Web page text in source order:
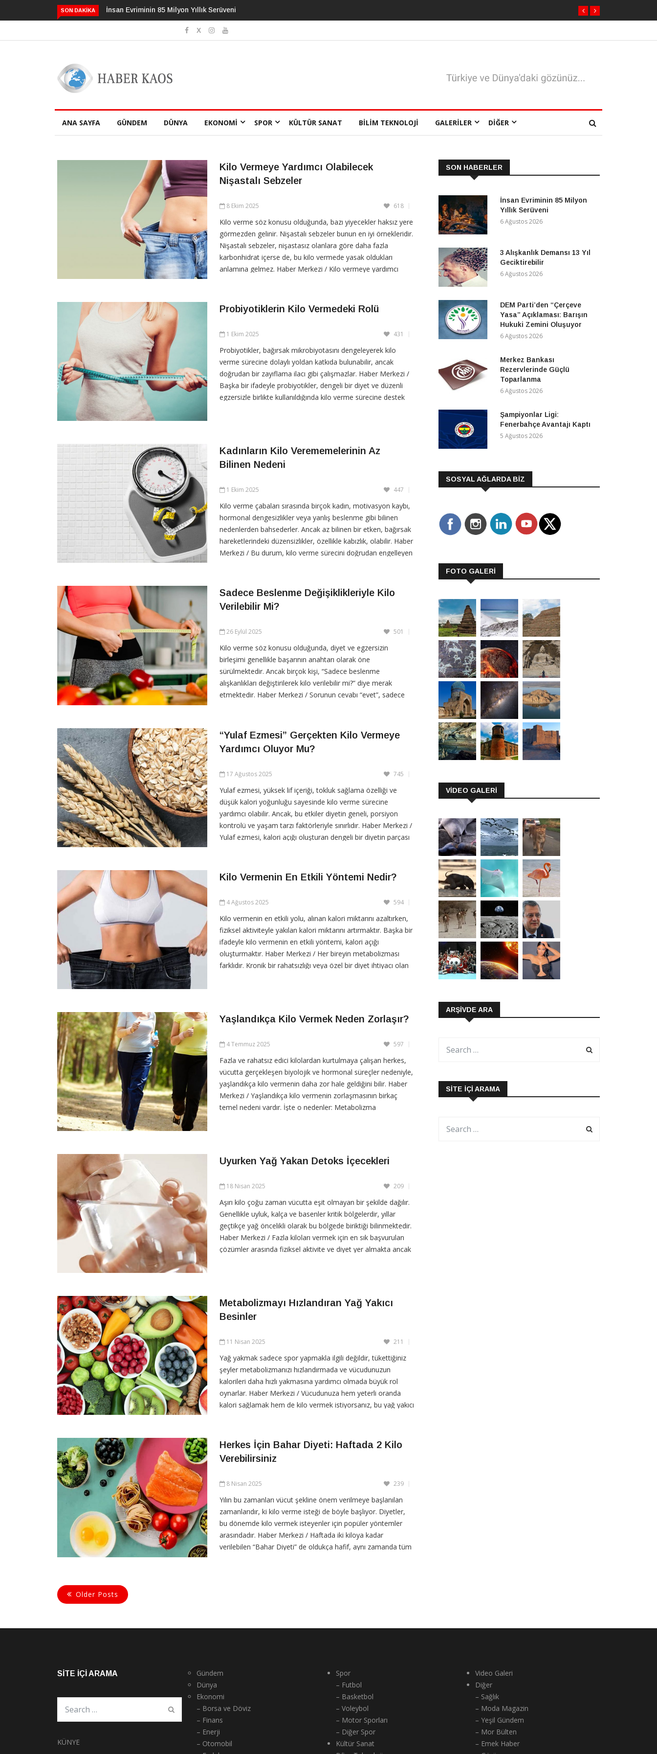
SON DAKIKA 3 Alışkanlık Demansı 13 Yıl Geciktirebilir
ANA SAYFA GÜNDEM DÜNYA EKONOMI SPOR KÜLTÜR SANAT BILIM TEKNOLOJI GALERILER DIĞER
Kilo Vermeye Yardımcı Olabilecek
Nişastalı Sebzeler
8 Ekim 2025 618
Kilo verme söz konusu olduğunda, bazı yiyecekler haksız yere
görmezden gelinir. Nişastalı sebzeler bunun en iyi örnekleridir.
Nişastalı sebzeler, nişastasız olanlara göre daha fazla
karbonhidrat içerse de, bu kilo vermede yasak oldukları
anlamına gelmez. Haber Merkezi / Kilo vermeye yardımcı
Probiyotiklerin Kilo Vermedeki Rolü
1 Ekim 2025 431
Probiyotikler, bağırsak mikrobiyotasını dengeleyerek kilo
verme sürecine dolaylı yoldan katkıda bulunabilir, ancak
doğrudan bir zayıflama ilacı gibi çalışmazlar. Haber Merkezi /
Başka bir ifadeyle probiyotikler, dengeli bir diyet ve düzenli
egzersizle birlikte kullanıldığında kilo verme sürecine destek
CONTINUE READING
Kadınların Kilo Verememelerinin Az
Bilinen Nedeni
1 Ekim 2025 447
Kilo verme çabaları sırasında birçok kadın, motivasyon kaybı,
hormonal dengesizlikler veya yanlış beslenme gibi bilinen
nedenlerden bahsederler. Ancak az bilinen bir etken, bağırsak
hareketlerindeki düzensizlikler, özellikle kabızlık, olabilir. Haber
Merkezi / Bu durum, kilo verme sürecini doğrudan engelleyen
CONTINUE READING
Sadece Beslenme Değişiklikleriyle Kilo
Verilebilir Mi?
26 Eylül 2025 501
Kilo verme söz konusu olduğunda, diyet ve egzersizin
birleşimi genellikle başarının anahtarı olarak öne
sürülmektedir. Ancak birçok kişi, “Sadece beslenme
alışkanlıkları değiştirilerek kilo verilebilir mi?” diye merak
etmektedir. Haber Merkezi / Sorunun cevabı “evet”, sadece
CONTINUE READING
“Yulaf Ezmesi” Gerçekten Kilo Vermeye
Yardımcı Oluyor Mu?
17 Ağustos 2025 745
Yulaf ezmesi, yüksek lif içeriği, tokluk sağlama özelliği ve
düşük kalori yoğunluğu sayesinde kilo verme sürecine
yardımcı olabilir. Ancak, bu etkiler diyetin geneli, porsiyon
kontrolü ve yaşam tarzı faktörleriyle sınırlıdır. Haber Merkezi /
Yulaf ezmesi, kalori açığı oluşturan dengeli bir diyetin parçası
Kilo Vermenin En Etkili Yöntemi Nedir?
4 Ağustos 2025 594
Kilo vermenin en etkili yolu, alınan kalori miktarını azaltırken,
fiziksel aktiviteyle yakılan kalori miktarını artırmaktır. Başka bir
ifadeyle kilo vermenin en etkili yöntemi, kalori açığı
oluşturmaktır. Haber Merkezi / Her bireyin metabolizması
farklıdır. Kronik bir rahatsızlığı veya özel bir diyet ihtiyacı olan
CONTINUE READING
Yaşlandıkça Kilo Vermek Neden Zorlaşır?
4 Temmuz 2025 597
Fazla ve rahatsız edici kilolardan kurtulmaya çalışan herkes,
vücutta gerçekleşen biyolojik ve hormonal süreçler nedeniyle,
yaşlandıkça kilo vermenin daha zor hale geldiğini bilir. Haber
Merkezi / Yaşlandıkça kilo vermenin zorlaşmasının birkaç
temel nedeni vardır. İşte o nedenler: Metabolizma
CONTINUE READING
Uyurken Yağ Yakan Detoks İçecekleri
18 Nisan 2025 209
Aşırı kilo çoğu zaman vücutta eşit olmayan bir şekilde dağılır.
Genellikle uyluk, kalça ve basenler kritik bölgelerdir, yıllar
geçtikçe yağ öncelikli olarak bu bölgede biriktiği bilinmektedir.
Haber Merkezi / Fazla kiloları vermek için en sık başvurulan
çözümler arasında fiziksel aktivite ve diyet yer almakta ancak
CONTINUE READING
Metabolizmayı Hızlandıran Yağ Yakıcı
Besinler
11 Nisan 2025 211
Yağ yakmak sadece spor yapmakla ilgili değildir, tükettiğiniz
şeyler metabolizmanızı hızlandırmada ve vücudunuzun
kalorileri daha hızlı yakmasına yardımcı olmada büyük rol
oynarlar. Haber Merkezi / Vücudunuza hem yeterli oranda
kalori sağlamak hem de kilo vermek istiyorsanız, bu yağ yakıcı
CONTINUE READING
Herkes İçin Bahar Diyeti: Haftada 2 Kilo
Verebilirsiniz
8 Nisan 2025 239
Yılın bu zamanları vücut şekline önem verilmeye başlanılan
zamanlarıdır, ki kilo verme isteği de böyle başlıyor. Diyetler,
bu dönemde kilo vermek isteyenler için popüler yöntemler
arasındadır. Haber Merkezi / Haftada iki kiloya kadar
verilebilen “Bahar Diyeti” de oldukça hafif, aynı zamanda tüm
Older Posts
SON HABERLER
İnsan Evriminin 85 Milyon
Yıllık Serüveni
6 Ağustos 2026
3 Alışkanlık Demansı 13 Yıl
Geciktirebilir
6 Ağustos 2026
DEM Parti’den “Çerçeve
Yasa” Açıklaması: Barışın
Hukuki Zemini Oluşuyor
6 Ağustos 2026
Merkez Bankası
Rezervlerinde Güçlü
Toparlanma
6 Ağustos 2026
Şampiyonlar Ligi:
Fenerbahçe Avantajı Kaptı
5 Ağustos 2026
SOSYAL AĞLARDA BİZ
FOTO GALERİ
VİDEO GALERİ
ARŞIVDE ARA
SITE İÇI ARAMA
SITE İÇI ARAMA
KÜNYE
Gündem
Dünya
Ekonomi
– Borsa ve Döviz
– Finans
– Enerji
– Otomobil
Spor
– Futbol
– Basketbol
– Voleybol
– Motor Sporları
– Diğer Spor
Kültür Sanat
Video Galeri
Diğer
– Sağlık
– Moda Magazin
– Yeşil Gündem
– Mor Bülten
– Emek Haber